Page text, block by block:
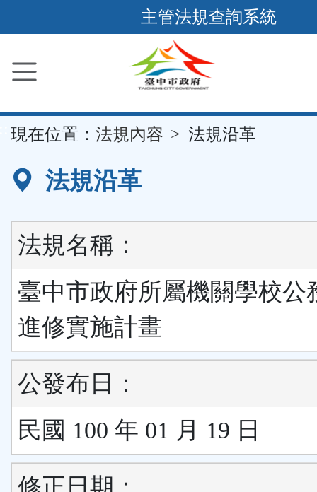
到
要
容
區
主管法規查詢系統
現在位置： 法規內容 法規沿革
法規沿革
法規名稱：
臺中市政府所屬機關學校公
進修實施計畫
公發布日：
民國 100 年 01 月 19 日